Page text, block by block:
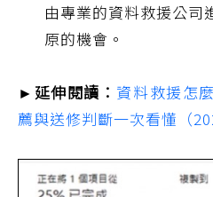
由專業的資料救援公司
原的機會。
►延伸閱讀： 資料救援怎
薦與送修判斷一次看懂（